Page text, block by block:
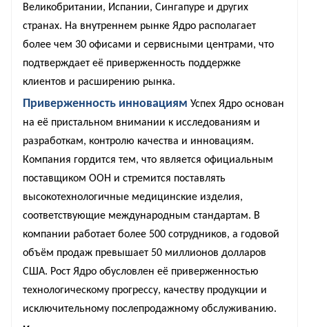
Великобритании, Испании, Сингапуре и других
странах. На внутреннем рынке Ядро располагает
более чем 30 офисами и сервисными центрами, что
подтверждает её приверженность поддержке
клиентов и расширению рынка.
Приверженность инновациям Успех Ядро основан
на её пристальном внимании к исследованиям и
разработкам, контролю качества и инновациям.
Компания гордится тем, что является официальным
поставщиком ООН и стремится поставлять
высокотехнологичные медицинские изделия,
соответствующие международным стандартам. В
компании работает более 500 сотрудников, а годовой
объём продаж превышает 50 миллионов долларов
США. Рост Ядро обусловлен её приверженностью
технологическому прогрессу, качеству продукции и
исключительному послепродажному обслуживанию.